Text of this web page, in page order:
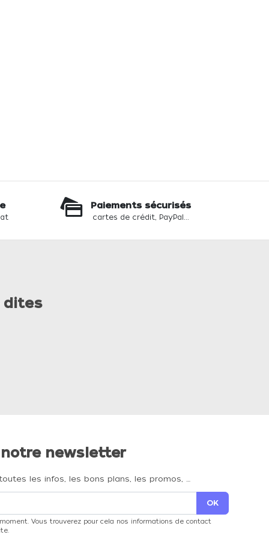
Paiements sécurisés
cartes de crédit, PayPal...
dites
newsletter
les infos, les bons plans, les promos, …
Vous trouverez pour cela nos informations de contact